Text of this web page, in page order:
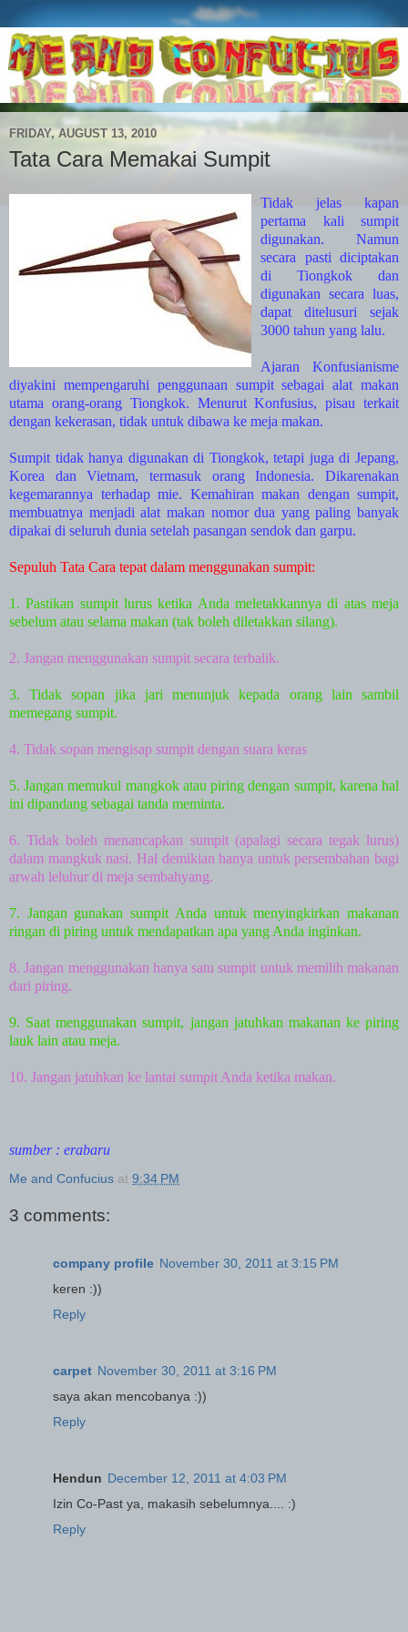
FRIDAY, AUGUST 13, 2010
Tata Cara Memakai Sumpit
Tidak jelas kapan
pertama kali sumpit
digunakan. Namun
secara pasti diciptakan
di Tiongkok dan
digunakan secara luas,
dapat ditelusuri sejak
3000 tahun yang lalu.
Ajaran Konfusianisme
diyakini mempengaruhi penggunaan sumpit sebagai alat makan
utama orang-orang Tiongkok. Menurut Konfusius, pisau terkait
dengan kekerasan, tidak untuk dibawa ke meja makan.
Sumpit tidak hanya digunakan di Tiongkok, tetapi juga di Jepang,
Korea dan Vietnam, termasuk orang Indonesia. Dikarenakan
kegemarannya terhadap mie. Kemahiran makan dengan sumpit,
membuatnya menjadi alat makan nomor dua yang paling banyak
dipakai di seluruh dunia setelah pasangan sendok dan garpu.
Sepuluh Tata Cara tepat dalam menggunakan sumpit:
1. Pastikan sumpit lurus ketika Anda meletakkannya di atas meja
sebelum atau selama makan (tak boleh diletakkan silang).
2. Jangan menggunakan sumpit secara terbalik.
3. Tidak sopan jika jari menunjuk kepada orang lain sambil
memegang sumpit.
4. Tidak sopan mengisap sumpit dengan suara keras
5. Jangan memukul mangkok atau piring dengan sumpit, karena hal
ini dipandang sebagai tanda meminta.
6. Tidak boleh menancapkan sumpit (apalagi secara tegak lurus)
dalam mangkuk nasi. Hal demikian hanya untuk persembahan bagi
arwah leluhur di meja sembahyang.
7. Jangan gunakan sumpit Anda untuk menyingkirkan makanan
ringan di piring untuk mendapatkan apa yang Anda inginkan.
8. Jangan menggunakan hanya satu sumpit untuk memilih makanan
dari piring.
9. Saat menggunakan sumpit, jangan jatuhkan makanan ke piring
lauk lain atau meja.
10. Jangan jatuhkan ke lantai sumpit Anda ketika makan.
sumber : erabaru
Me and Confucius at 9:34 PM
3 comments:
company profile November 30, 2011 at 3:15 PM
keren :))
Reply
carpet November 30, 2011 at 3:16 PM
saya akan mencobanya :))
Reply
Hendun December 12, 2011 at 4:03 PM
Izin Co-Past ya, makasih sebelumnya.... :)
Reply